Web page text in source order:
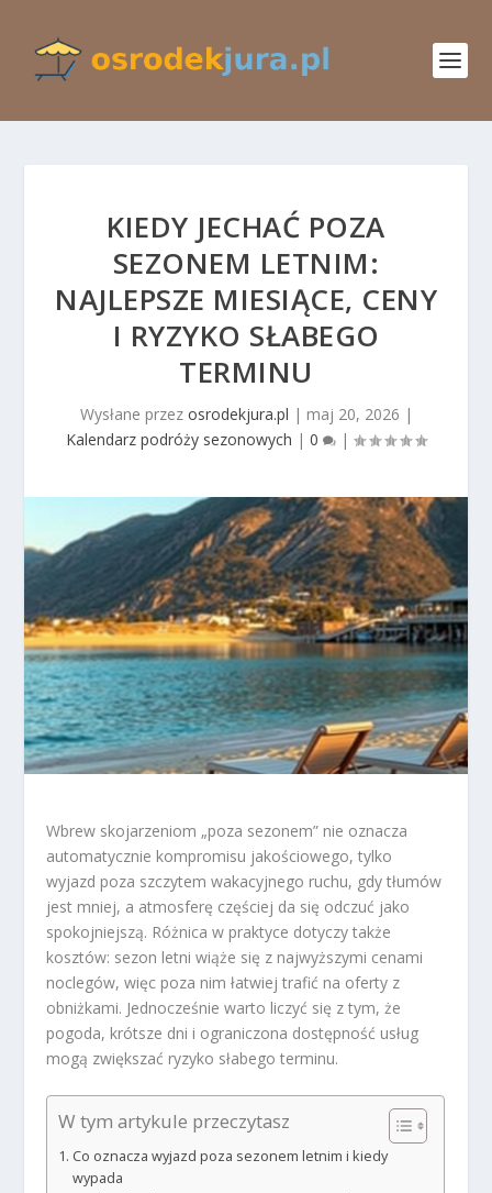
KIEDY JECHAĆ POZA
SEZONEM LETNIM:
NAJLEPSZE MIESIĄCE, CENY
I RYZYKO SŁABEGO
TERMINU
Wysłane przez osrodekjura.pl | maj 20, 2026 |
Kalendarz podróży sezonowych | 0 |
Wbrew skojarzeniom „poza sezonem” nie oznacza
automatycznie kompromisu jakościowego, tylko
wyjazd poza szczytem wakacyjnego ruchu, gdy tłumów
jest mniej, a atmosferę częściej da się odczuć jako
spokojniejszą. Różnica w praktyce dotyczy także
kosztów: sezon letni wiąże się z najwyższymi cenami
noclegów, więc poza nim łatwiej trafić na oferty z
obniżkami. Jednocześnie warto liczyć się z tym, że
pogoda, krótsze dni i ograniczona dostępność usług
mogą zwiększać ryzyko słabego terminu.
W tym artykule przeczytasz
Co oznacza wyjazd poza sezonem letnim i kiedy
wypada